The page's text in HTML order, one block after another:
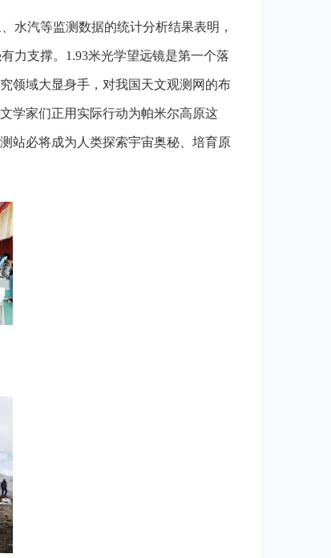
水汽等监测数据的统计分析结果表明，
力支撑。 1.93米光学望远镜是第一个落
领域大显身手，对我国天文观测网的布
学家们正用实际行动为帕米尔高原这
站必将成为人类探索宇宙奥秘、培育原